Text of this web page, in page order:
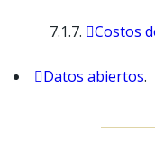
7.1.7. Costos
Datos abiertos.